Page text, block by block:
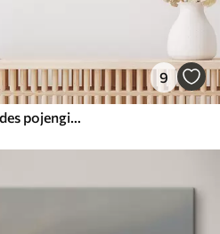
9
Abstraktne roosades toonides pojengide kimp